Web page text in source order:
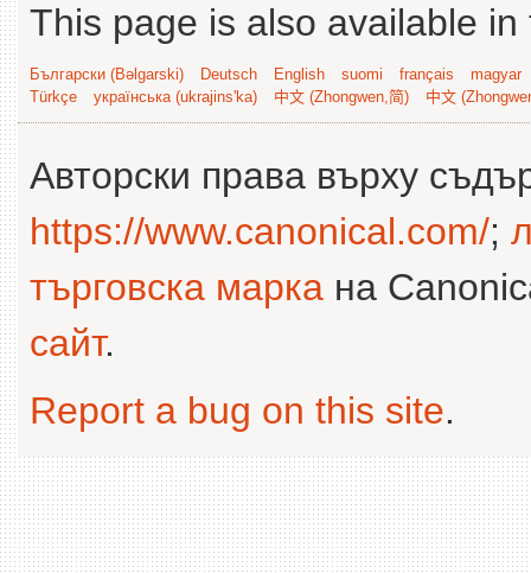
This page is also available
Български (Bəlgarski) Deutsch English suomi français
magyar
Türkçe
українська (ukrajins'ka) 中文 (Zhongwen,简) 中文
Авторски права върху
https://www.canonical.com/;
търговска марка на
сайт.
Report a bug on this site.